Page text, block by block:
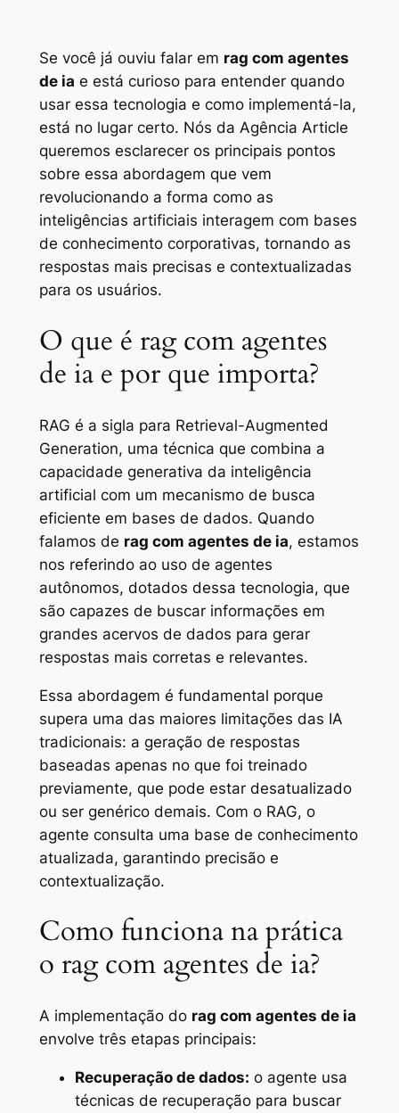
Se você já ouviu falar em rag com agentes
de ia e está curioso para entender quando
usar essa tecnologia e como implementá-la,
está no lugar certo. Nós da Agência Article
queremos esclarecer os principais pontos
sobre essa abordagem que vem
revolucionando a forma como as
inteligências artificiais interagem com bases
de conhecimento corporativas, tornando as
respostas mais precisas e contextualizadas
para os usuários.
O que é rag com agentes
de ia e por que importa?
RAG é a sigla para Retrieval-Augmented
Generation, uma técnica que combina a
capacidade generativa da inteligência
artificial com um mecanismo de busca
eficiente em bases de dados. Quando
falamos de rag com agentes de ia, estamos
nos referindo ao uso de agentes
autônomos, dotados dessa tecnologia, que
são capazes de buscar informações em
grandes acervos de dados para gerar
respostas mais corretas e relevantes.
Essa abordagem é fundamental porque
supera uma das maiores limitações das IA
tradicionais: a geração de respostas
baseadas apenas no que foi treinado
previamente, que pode estar desatualizado
ou ser genérico demais. Com o RAG, o
agente consulta uma base de conhecimento
atualizada, garantindo precisão e
contextualização.
Como funciona na prática
o rag com agentes de ia?
A implementação do rag com agentes de ia
envolve três etapas principais:
Recuperação de dados: o agente usa
técnicas de recuperação para buscar